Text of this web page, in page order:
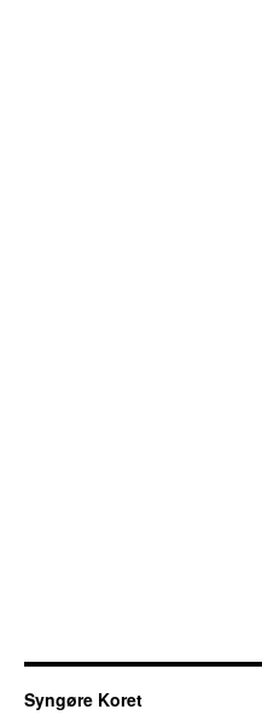
Syngøre Koret